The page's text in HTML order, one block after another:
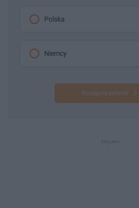
Polska
Niemcy
Następne pytanie